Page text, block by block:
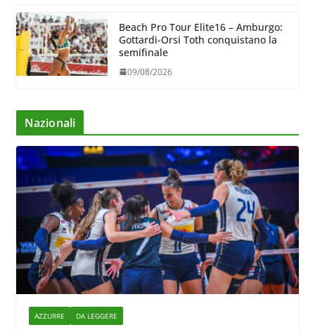
Beach Pro Tour Elite16 – Amburgo:
Gottardi-Orsi Toth conquistano la
semifinale
09/08/2026
Nazionali
AZZURRE DA LEGGERE